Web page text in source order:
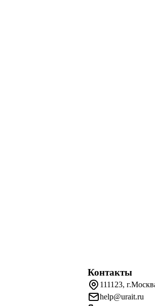
Контакты
111123,
help@urait.ru